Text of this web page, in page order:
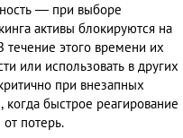
— при выборе
активы блокируются на
этого времени их
или использовать в других
при внезапных
быстрое реагирование
потерь.